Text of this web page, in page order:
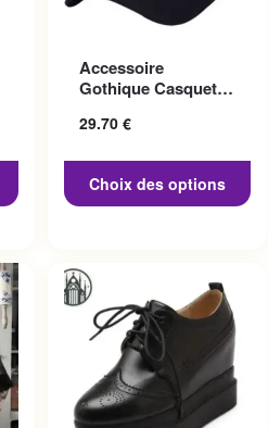
Accessoire
Gothique Casquette
29.70 €
Choix des options
variations. Les options
peuvent être choisies sur la
page du produit